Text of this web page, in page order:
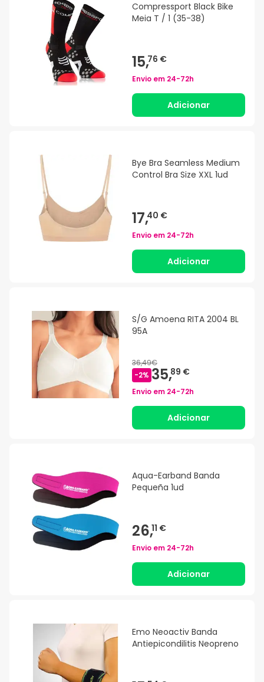
Compressport Black Bike
Meia T / 1 (35-38)
15,76 €
Envio em 24-72h
Adicionar
Bye Bra Seamless Medium
Control Bra Size XXL 1ud
17,40 €
Envio em 24-72h
Adicionar
S/G Amoena RITA 2004 BL
95A
36,49€
-2% 35,89 €
Envio em 24-72h
Adicionar
Aqua-Earband Banda
Pequeña 1ud
26,11 €
Envio em 24-72h
Adicionar
Emo Neoactiv Banda
Antiepicondilitis Neopreno